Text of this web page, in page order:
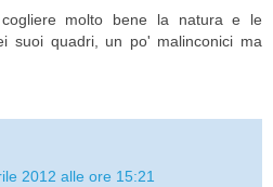
molto bene la natura e le
suoi quadri, un po' malinconici ma
2012 alle ore 15:21